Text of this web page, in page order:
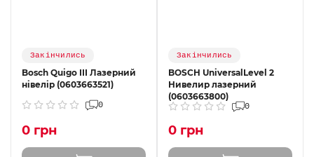
Закінчились
Bosch Quigo III Лазерний
нівелір (0603663521)
0
0 грн
Закінчились
BOSCH UniversalLevel 2
Нивелир лазерний
(0603663800)
0
0 грн